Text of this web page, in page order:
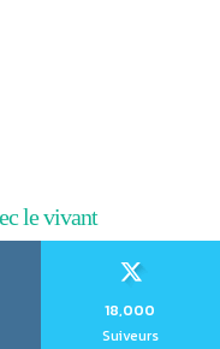
le vivant
18,000
Suiveurs